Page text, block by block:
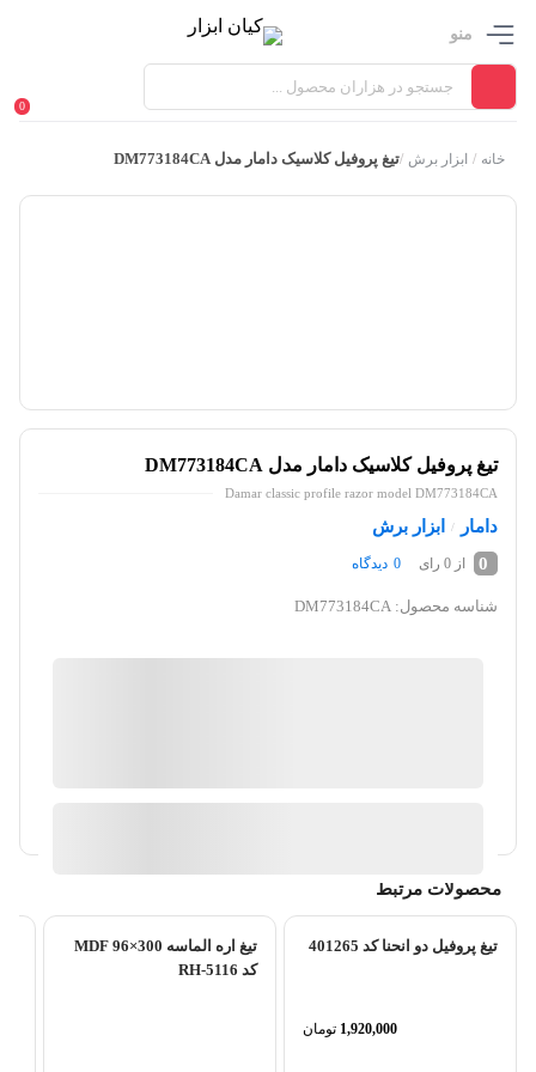
منو
0
خانه / ابزار برش /تیغ پروفیل کلاسیک دامار مدل DM773184CA
تیغ پروفیل کلاسیک دامار مدل DM773184CA
Damar classic profile razor model DM773184CA
دامار /
ابزار برش
0
از 0 رای 0 دیدگاه
شناسه محصول: DM773184CA
محصولات مرتبط
تیغ پروفیل دو انحنا کد 401265
1,920,000 تومان
تیغ اره الماسه 300×96 MDF
کد RH-5116